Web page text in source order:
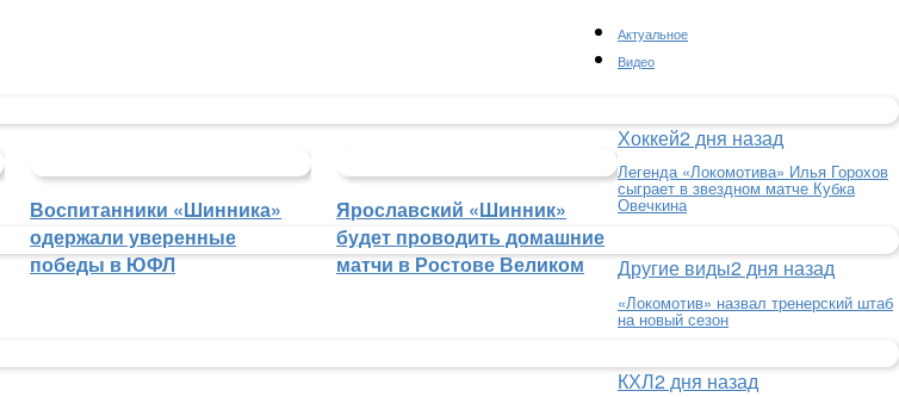
Воспитанники «Шинника»
одержали уверенные
победы в ЮФЛ
Ярославский «Шинник»
будет проводить домашние
матчи в Ростове Великом
Актуальное
Видео
Хоккей2 дня назад
Легенда «Локомотива» Илья Горохов
сыграет в звездном матче Кубка
Овечкина
Другие виды2 дня назад
«Локомотив» назвал тренерский штаб
на новый сезон
КХЛ2 дня назад